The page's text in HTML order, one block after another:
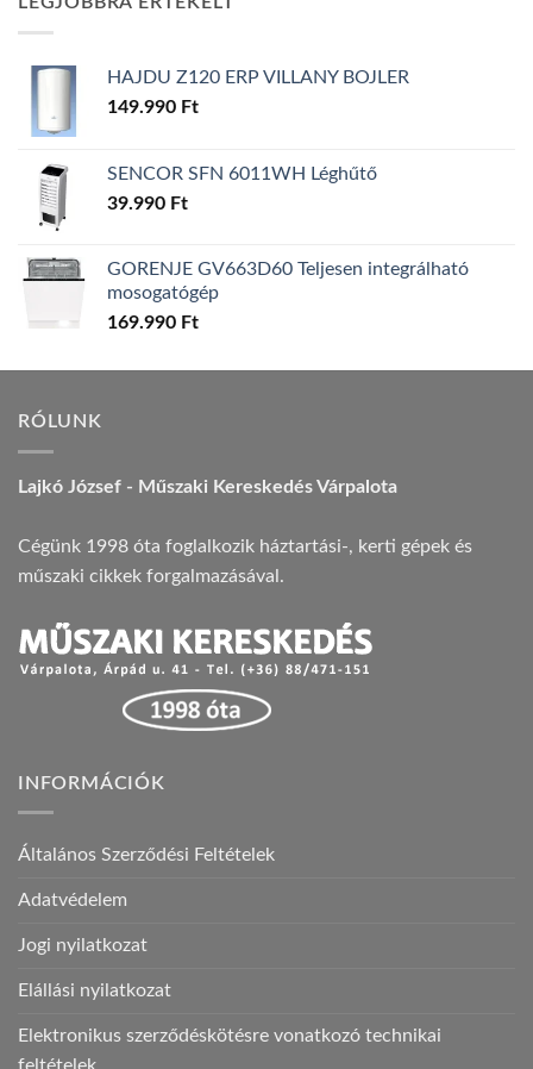
157.990 Ft.
HAJDU Z120 ERP VILLANY BOJLER
149.990 Ft
SENCOR SFN 6011WH Léghűtő
39.990 Ft
GORENJE GV663D60 Teljesen integrálható
mosogatógép
169.990 Ft
RÓLUNK
Lajkó József - Műszaki Kereskedés Várpalota
Cégünk 1998 óta foglalkozik háztartási-, kerti gépek és
műszaki cikkek forgalmazásával.
INFORMÁCIÓK
Általános Szerződési Feltételek
Adatvédelem
Jogi nyilatkozat
Elállási nyilatkozat
Elektronikus szerződéskötésre vonatkozó technikai